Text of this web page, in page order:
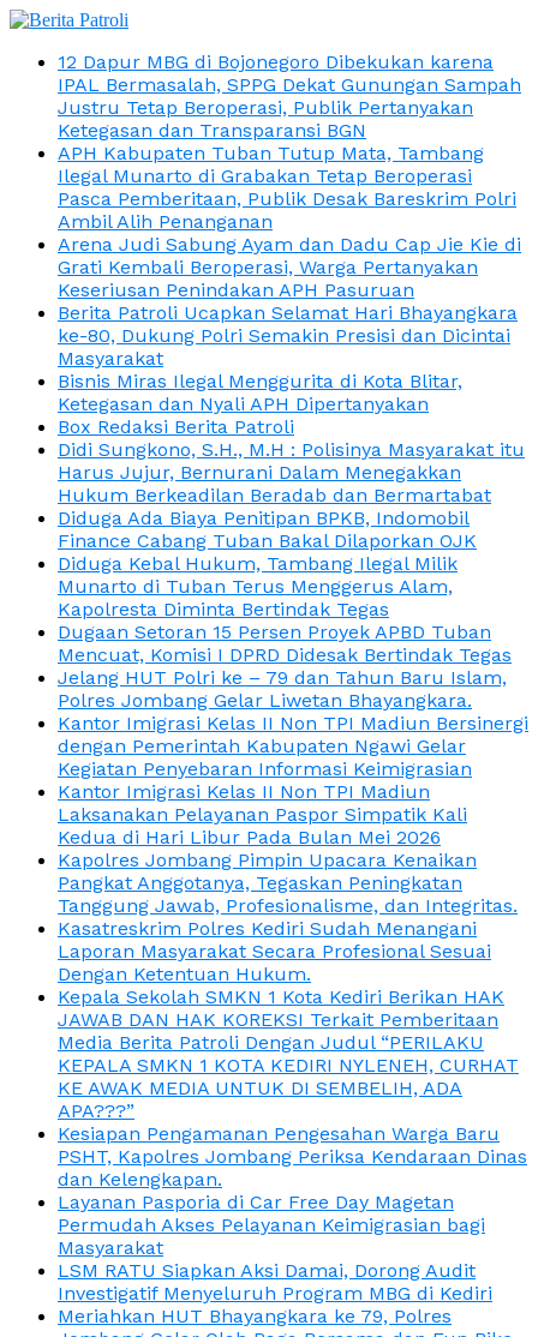
12 Dapur MBG di Bojonegoro Dibekukan karena
IPAL Bermasalah, SPPG Dekat Gunungan Sampah
Justru Tetap Beroperasi, Publik Pertanyakan
Ketegasan dan Transparansi BGN
APH Kabupaten Tuban Tutup Mata, Tambang
Ilegal Munarto di Grabakan Tetap Beroperasi
Pasca Pemberitaan, Publik Desak Bareskrim Polri
Ambil Alih Penanganan
Arena Judi Sabung Ayam dan Dadu Cap Jie Kie di
Grati Kembali Beroperasi, Warga Pertanyakan
Keseriusan Penindakan APH Pasuruan
Berita Patroli Ucapkan Selamat Hari Bhayangkara
ke-80, Dukung Polri Semakin Presisi dan Dicintai
Masyarakat
Bisnis Miras Ilegal Menggurita di Kota Blitar,
Ketegasan dan Nyali APH Dipertanyakan
Box Redaksi Berita Patroli
Didi Sungkono, S.H., M.H : Polisinya Masyarakat itu
Harus Jujur, Bernurani Dalam Menegakkan
Hukum Berkeadilan Beradab dan Bermartabat
Diduga Ada Biaya Penitipan BPKB, Indomobil
Finance Cabang Tuban Bakal Dilaporkan OJK
Diduga Kebal Hukum, Tambang Ilegal Milik
Munarto di Tuban Terus Menggerus Alam,
Kapolresta Diminta Bertindak Tegas
Dugaan Setoran 15 Persen Proyek APBD Tuban
Mencuat, Komisi I DPRD Didesak Bertindak Tegas
Jelang HUT Polri ke – 79 dan Tahun Baru Islam,
Polres Jombang Gelar Liwetan Bhayangkara.
Kantor Imigrasi Kelas II Non TPI Madiun Bersinergi
dengan Pemerintah Kabupaten Ngawi Gelar
Kegiatan Penyebaran Informasi Keimigrasian
Kantor Imigrasi Kelas II Non TPI Madiun
Laksanakan Pelayanan Paspor Simpatik Kali
Kedua di Hari Libur Pada Bulan Mei 2026
Kapolres Jombang Pimpin Upacara Kenaikan
Pangkat Anggotanya, Tegaskan Peningkatan
Tanggung Jawab, Profesionalisme, dan Integritas.
Kasatreskrim Polres Kediri Sudah Menangani
Laporan Masyarakat Secara Profesional Sesuai
Dengan Ketentuan Hukum.
Kepala Sekolah SMKN 1 Kota Kediri Berikan HAK
JAWAB DAN HAK KOREKSI Terkait Pemberitaan
Media Berita Patroli Dengan Judul “PERILAKU
KEPALA SMKN 1 KOTA KEDIRI NYLENEH, CURHAT
KE AWAK MEDIA UNTUK DI SEMBELIH, ADA
APA???”
Kesiapan Pengamanan Pengesahan Warga Baru
PSHT, Kapolres Jombang Periksa Kendaraan Dinas
dan Kelengkapan.
Layanan Pasporia di Car Free Day Magetan
Permudah Akses Pelayanan Keimigrasian bagi
Masyarakat
LSM RATU Siapkan Aksi Damai, Dorong Audit
Investigatif Menyeluruh Program MBG di Kediri
Meriahkan HUT Bhayangkara ke 79, Polres